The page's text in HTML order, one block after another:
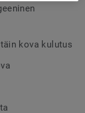
kova kulutus